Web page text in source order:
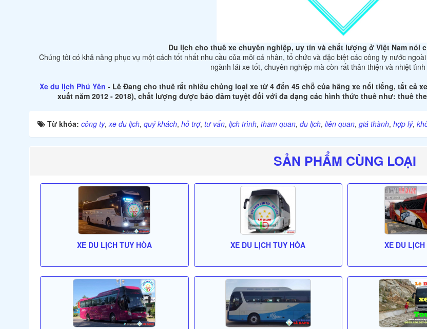
Du lịch cho thuê xe chuyên nghiệp, uy tín và chất lượng ở Việt Nam nói
Chúng tôi có khả năng phục vụ một cách tốt nhất nhu cầu của mỗi cá nhân, tổ chức và đặc biệt các công ty nước
ngành lái xe tốt, chuyên nghiệp mà còn rất thân thiện và nhiệt
Xe du lịch Phú Yên - Lê Đang cho thuê rất nhiều chủng loại xe từ 4 đến 45 chỗ của hãng xe nổi tiếng, tất cả
xuất năm 2012 - 2018), chất lượng được bảo đảm tuyệt đối với đa dạng các hình thức thuê như: thuê
Từ khóa: công ty,xe du lịch, quý khách, hỗ trợ, tư vấn, lịch trình, tham quan, du lịch, liên quan, giá thành, hợp lý,
SẢN PHẨM CÙNG LOẠI
XE DU LỊCH TUY HÒA XE DU LỊCH TUY HÒA XE DU